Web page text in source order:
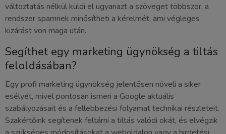
változtatás nélkül küldi el ugyanazt a szöveget többször, a
rendszer spamnek minősítheti a kérelmét, ami végleges
kizárást von maga után.
Segíthet egy marketing ügynökség a tiltás
feloldásában?
Egy profi marketing ügynökség jelentősen növeli a siker
esélyét, mivel pontosan ismeri a Google aktuális
szabályozásait és a fellebbezési folyamat technikai részleteit.
Szakértőink segítenek feltárni a tiltás valódi okát, és elvégzik